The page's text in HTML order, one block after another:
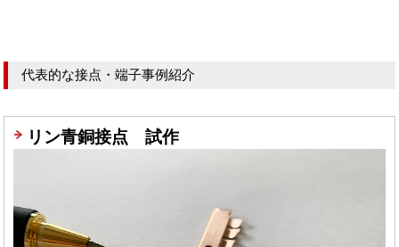
代表的な接点・端子事例紹介
リン青銅接点 試作